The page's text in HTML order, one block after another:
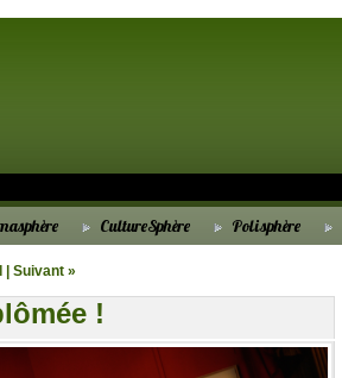
CultureSphère Polisphère
Suivant »
!